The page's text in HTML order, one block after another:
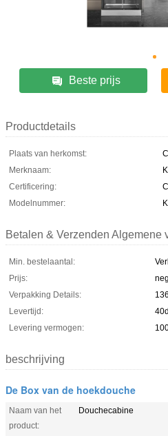
Beste prijs
Productdetails
Plaats van herkomst:
Merknaam:
Certificering:
Modelnummer:
Betalen & Verzenden Algemene
Min. bestelaantal:
Prijs:
Verpakking Details:
Levertijd:
Levering vermogen:
beschrijving
De Box van de hoekdouche
Naam van het
product:
Douchecabine